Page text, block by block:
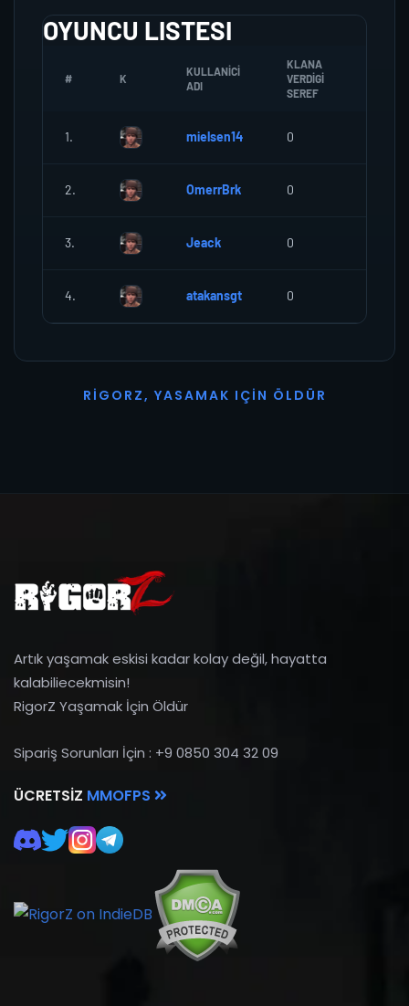
OYUNCU LISTESI
# K
KULLANICI
ADI
KLANA
VERDIGI
SEREF
1. mielsen14 0
2. OmerrBrk 0
3. Jeack 0
4. atakansgt 0
R I G O R Z, YASAMAK I ÇI N Ö L D Ü R
Artık yaşamak eskisi kadar kolay değil, hayatta
kalabiliecekmisin!
RigorZ Yaşamak İçin Öldür
Sipariş Sorunları İçin : +9 0850 304 32 09
ÜCRETSIZ MMOFPS